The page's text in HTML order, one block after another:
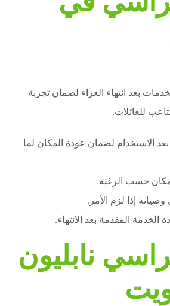
بعد انتهاء العزاء لضمان تجربة
للعائلات.
الاستخدام لضمان عودة المكان لما
حسب الرغبة.
إذا لزم الأمر.
المقدمة بعد الانتهاء.
نابليون